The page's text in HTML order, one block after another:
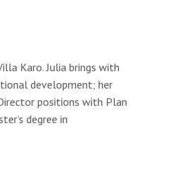
Karo. Julia brings with
development; her
positions with Plan
degree in